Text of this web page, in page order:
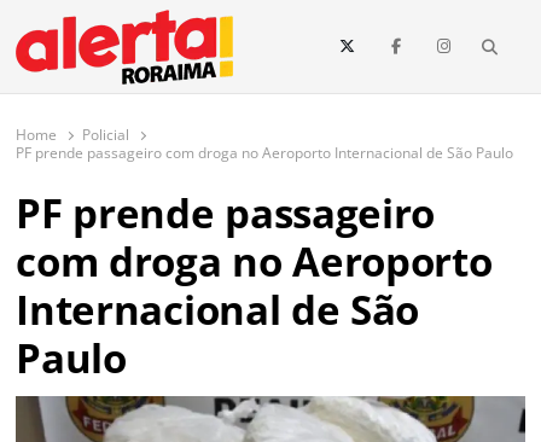
conteúdo
O maior portal de notícias de Roraima
O Alerta Roraima é seu portal de notícias completo sobre política,
e todo o estado de Roraima. Fique sempre informado com
atualizações em tempo real!
Home
Policial
PF prende passageiro com droga no Aeroporto Internacional de São Paulo
PF prende passageiro
com droga no Aeroporto
Internacional de São
Paulo